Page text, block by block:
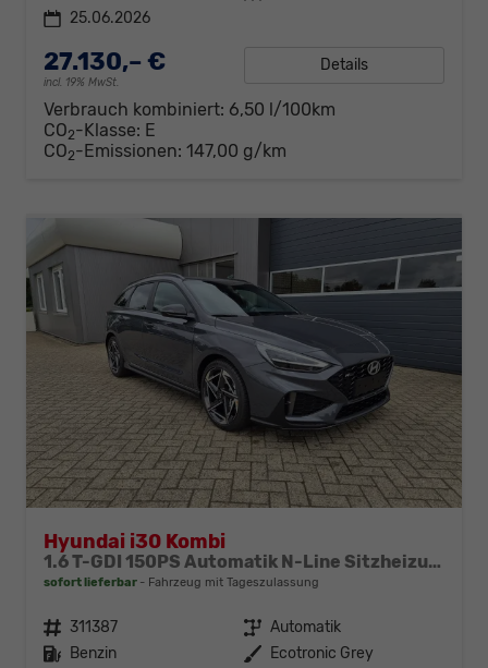
25.06.2026
27.130,– €
incl. 19% MwSt.
Details
Verbrauch kombiniert: 6,50 l/100km
CO2-Klasse: E
CO2-Emissionen: 147,00 g/km
Hyundai i30 Kombi
1.6 T-GDI 150PS Automatik N-Line Sitzheizung Lenkradheizung Klimaautomatik Navi 10,3"-Touchscreen Bluelink Apple CarPlay + Android Auto PDC v+h Rückf.Kamera 18-LM
sofort lieferbar Fahrzeug mit Tageszulassung
Fahrzeugnr. 311387 Getriebe Automatik
Kraftstoff Benzin Außenfarbe Ecotronic Grey